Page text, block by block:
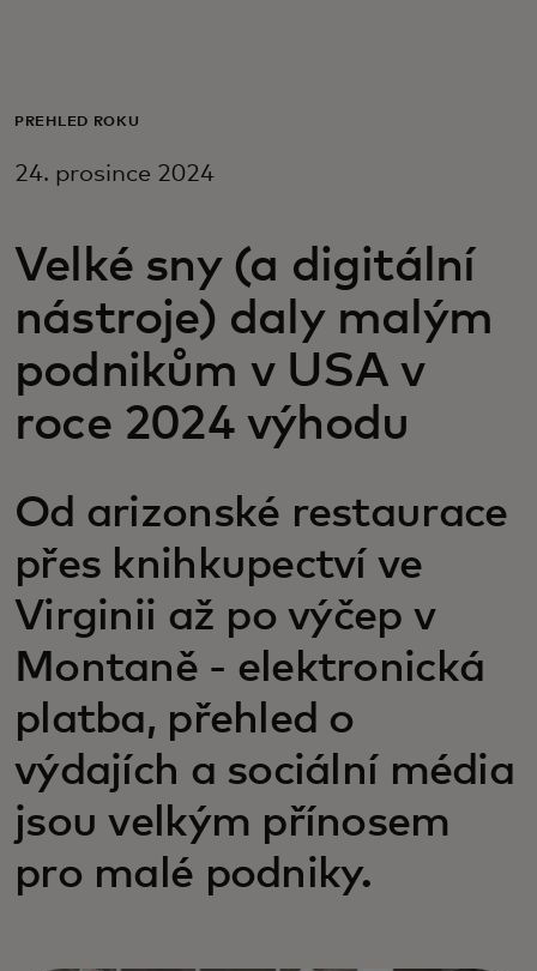
Pro firmy
Pro inovátory
Novinky a trendy
PŘEHLED ROKU
24. prosince 2024
Velké sny (a digitální
nástroje) daly malým
podnikům v USA v
roce 2024 výhodu
Od arizonské restaurace
přes knihkupectví ve
Virginii až po výčep v
Montaně - elektronická
platba, přehled o
výdajích a sociální média
jsou velkým přínosem
pro malé podniky.